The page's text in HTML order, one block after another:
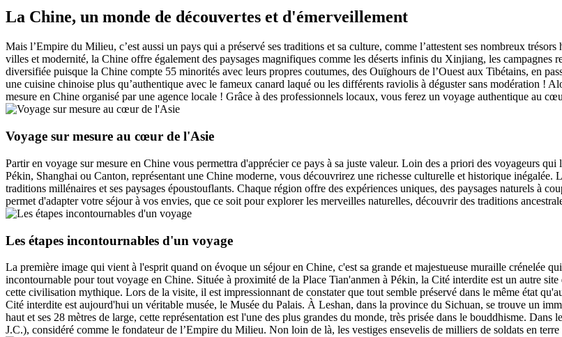
La Chine, un monde de découvertes et d'émerveillement
Mais l’Empire du Milieu, c’est aussi un pays qui a préservé ses traditions et sa culture, comme l’attestent ses nombreux
villes et modernité, la Chine offre également des paysages magnifiques comme les déserts infinis du Xinjiang, les campagnes
diversifiée puisque la Chine compte 55 minorités avec leurs propres coutumes, des Ouïghours de l’Ouest aux Tibétains, en
une cuisine chinoise plus qu’authentique avec le fameux canard laqué ou les différents raviolis à déguster sans modération !
mesure en Chine organisé par une agence locale ! Grâce à des professionnels locaux, vous ferez un voyage authentique au
Voyage sur mesure au cœur de l'Asie
Partir en voyage sur mesure en Chine vous permettra d'apprécier ce pays à sa juste valeur. Loin des a priori des voyageurs
Pékin, Shanghai ou Canton, représentant une Chine moderne, vous découvrirez une richesse culturelle et historique inégalée.
traditions millénaires et ses paysages époustouflants. Chaque région offre des expériences uniques, des paysages naturels à
permet d'adapter votre séjour à vos envies, que ce soit pour explorer les merveilles naturelles, découvrir des traditions
Les étapes incontournables d'un voyage
La première image qui vient à l'esprit quand on évoque un séjour en Chine, c'est sa grande et majestueuse muraille crénelée
incontournable pour tout voyage en Chine. Située à proximité de la Place Tian'anmen à Pékin, la Cité interdite est un autre
cette civilisation mythique. Lors de la visite, il est impressionnant de constater que tout semble préservé dans le même état
Cité interdite est aujourd'hui un véritable musée, le Musée du Palais. À Leshan, dans la province du Sichuan, se trouve un
haut et ses 28 mètres de large, cette représentation est l'une des plus grandes du monde, très prisée dans le bouddhisme.
J.C.), considéré comme le fondateur de l’Empire du Milieu. Non loin de là, les vestiges ensevelis de milliers de soldats en